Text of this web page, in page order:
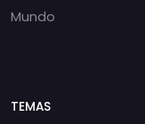
Mundo
TEMAS